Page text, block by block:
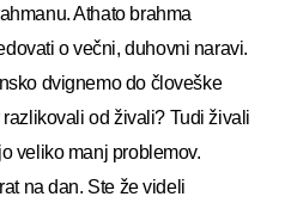
Athato brahma
o večni, duhovni naravi.
dvignemo do človeške
od živali? Tudi živali
veliko manj problemov.
na dan. Ste že videli